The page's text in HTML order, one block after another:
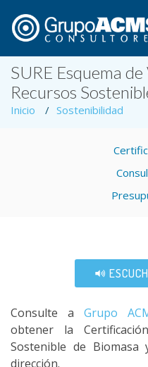
SURE Esquema
Recursos
Inicio Sostenibilidad
Consulte a Grupo
obtener la
Sostenible de
dirección.